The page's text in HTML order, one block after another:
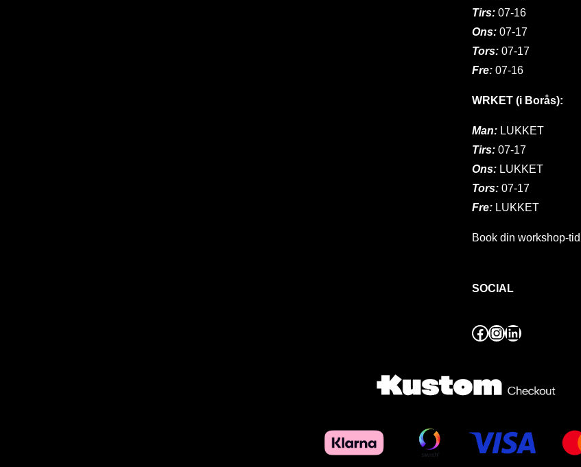
Tirs: 07-16
Ons:07-17
Tors: 07-17
Fre: 07-16
WRKET (i Borås):
Man: LUKKET
Tirs: 07-17
Ons:LUKKET
Tors: 07-17
Fre: LUKKET
Book din workshop-tid
SOCIAL
Facebook
Instagram
LinkedIn